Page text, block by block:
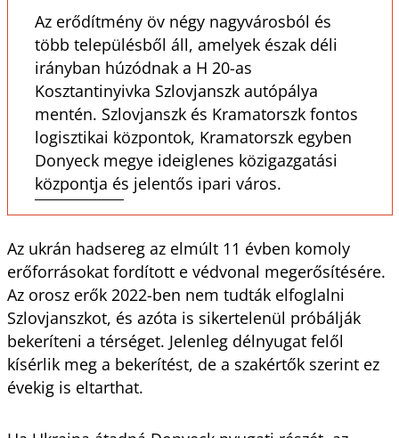
Az erődítmény öv négy nagyvárosból és
több településből áll, amelyek észak déli
irányban húzódnak a H 20-as
Kosztantinyivka Szlovjanszk autópálya
mentén. Szlovjanszk és Kramatorszk fontos
logisztikai központok, Kramatorszk egyben
Donyeck megye ideiglenes közigazgatási
központja és jelentős ipari város.
Az ukrán hadsereg az elmúlt 11 évben komoly
erőforrásokat fordított e védvonal megerősítésére.
Az orosz erők 2022-ben nem tudták elfoglalni
Szlovjanszkot, és azóta is sikertelenül próbálják
bekeríteni a térséget. Jelenleg délnyugat felől
kísérlik meg a bekerítést, de a szakértők szerint ez
évekig is eltarthat.